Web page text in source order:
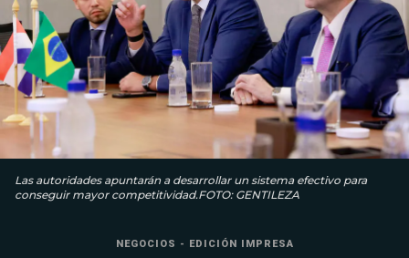
Las autoridades apuntarán a desarrollar un sistema efectivo para
conseguir mayor competitividad.FOTO: GENTILEZA
NEGOCIOS - EDICIÓN IMPRESA